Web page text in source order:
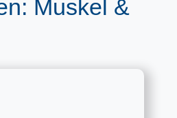
Muskel &